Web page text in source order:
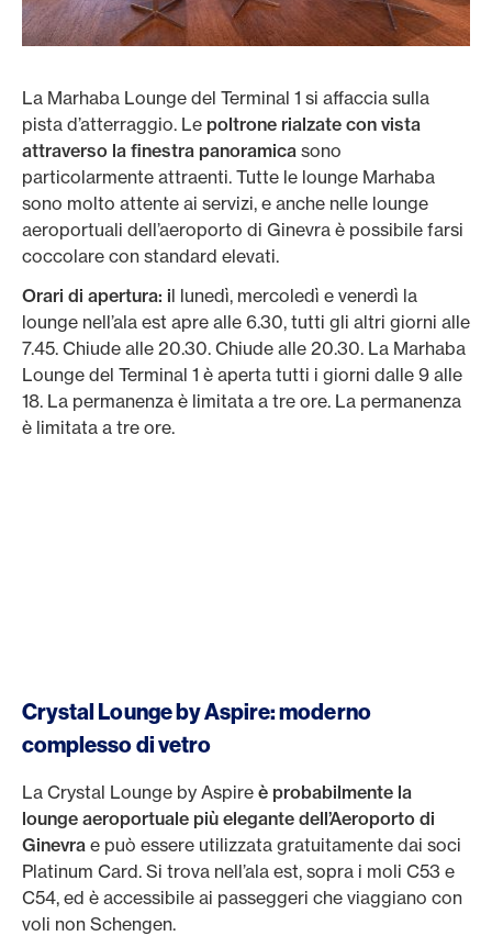
La Marhaba Lounge del Terminal 1 si affaccia sulla
pista d’atterraggio. Le poltrone rialzate con vista
attraverso la finestra panoramica sono
particolarmente attraenti. Tutte le lounge Marhaba
sono molto attente ai servizi, e anche nelle lounge
aeroportuali dell’aeroporto di Ginevra è possibile farsi
coccolare con standard elevati.
Orari di apertura: il lunedì, mercoledì e venerdì la
lounge nell’ala est apre alle 6.30, tutti gli altri giorni alle
7.45. Chiude alle 20.30. Chiude alle 20.30. La Marhaba
Lounge del Terminal 1 è aperta tutti i giorni dalle 9 alle
18. La permanenza è limitata a tre ore. La permanenza
è limitata a tre ore.
Crystal Lounge by Aspire: moderno
complesso di vetro
La Crystal Lounge by Aspire è probabilmente la
lounge aeroportuale più elegante dell’Aeroporto di
Ginevra e può essere utilizzata gratuitamente dai soci
Platinum Card. Si trova nell’ala est, sopra i moli C53 e
C54, ed è accessibile ai passeggeri che viaggiano con
voli non Schengen.